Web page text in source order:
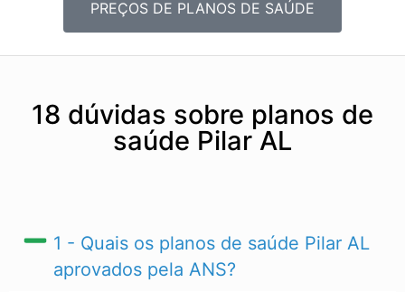
PREÇOS DE PLANOS DE SAÚDE
18 dúvidas sobre planos de
saúde Pilar AL
1 - Quais os planos de saúde Pilar AL​
aprovados pela ANS?